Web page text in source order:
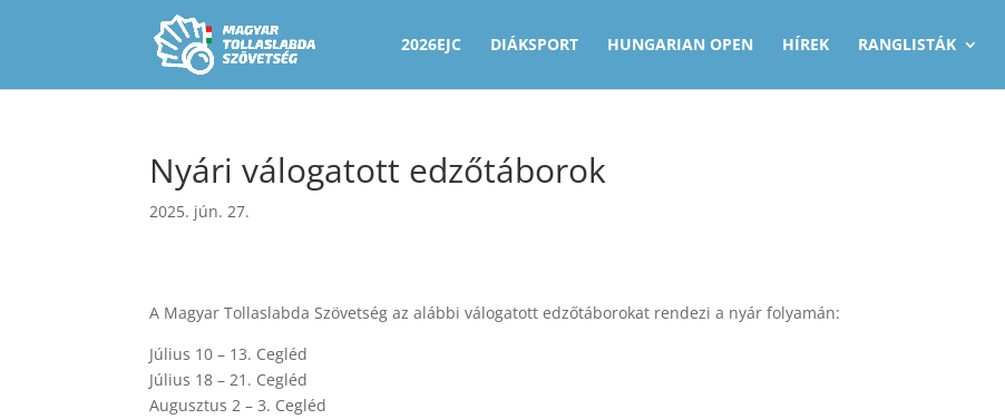
2026EJC DIÁKSPORT HUNGARIAN OPEN HÍREK RANGLISTÁK
Nyári válogatott edzőtáborok
2025. jún. 27.
A Magyar Tollaslabda Szövetség az alábbi válogatott edzőtáborokat rendezi a nyár folyamán:
Július 10 – 13. Cegléd
Július 18 – 21. Cegléd
Augusztus 2 – 3. Cegléd